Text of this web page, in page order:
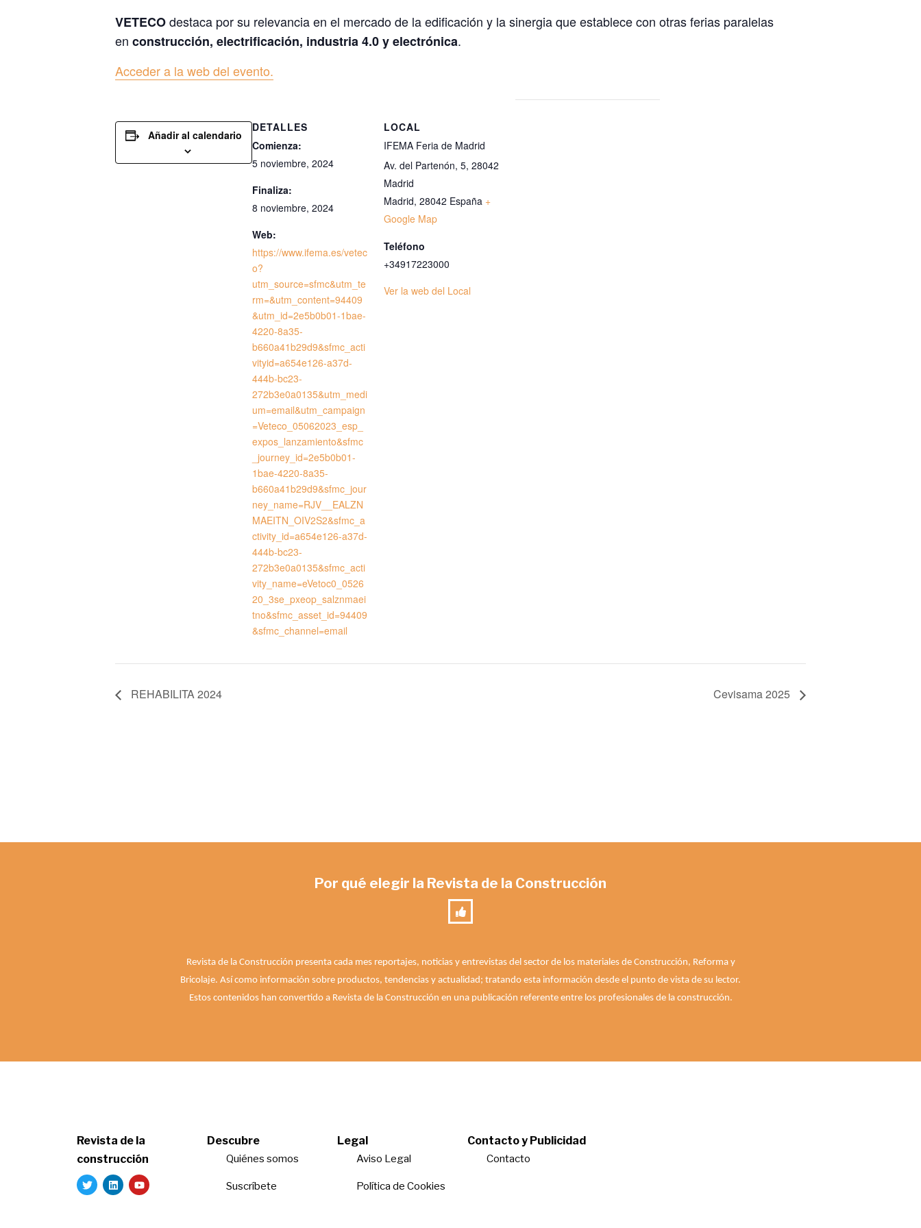
VETECOdestaca por su relevancia en el mercado de la edificación y la sinergia que establece con otras ferias paralelas
en construcción, electrificación, industria 4.0 y electrónica.
Acceder a la web del evento.
Añadir al calendario
DETALLES
Comienza:
5 noviembre, 2024
Finaliza:
8 noviembre, 2024
Web:
https://www.ifema.es/vetec
o?
utm_source=sfmc&utm_te
rm=&utm_content=94409
&utm_id=2e5b0b01-1bae-
4220-8a35-
b660a41b29d9&sfmc_acti
vityid=a654e126-a37d-
444b-bc23-
272b3e0a0135&utm_medi
um=email&utm_campaign
=Veteco_05062023_esp_
expos_lanzamiento&sfmc
_journey_id=2e5b0b01-
1bae-4220-8a35-
b660a41b29d9&sfmc_jour
ney_name=RJV__EALZN
MAEITN_OIV2S2&sfmc_a
ctivity_id=a654e126-a37d-
444b-bc23-
272b3e0a0135&sfmc_acti
vity_name=eVetoc0_0526
20_3se_pxeop_salznmaei
tno&sfmc_asset_id=94409
&sfmc_channel=email
LOCAL
IFEMA Feria de Madrid
Av. del Partenón, 5, 28042
Madrid
Madrid, 28042 España +
Google Map
Teléfono
+34917223000
Ver la web del Local
REHABILITA 2024 Cevisama 2025
Por qué elegir la Revista de la Construcción
Revista de la Construcción presenta cada mes reportajes, noticias y entrevistas del sector de los materiales de Construcción, Reforma y
Bricolaje. Así como información sobre productos, tendencias y actualidad; tratando esta información desde el punto de vista de su lector.
Estos contenidos han convertido a Revista de la Construcción en una publicación referente entre los profesionales de la construcción.
Revista de la
construcción
Descubre
Quiénes somos
Suscríbete
Legal
Aviso Legal
Política de Cookies
Contacto y Publicidad
Contacto